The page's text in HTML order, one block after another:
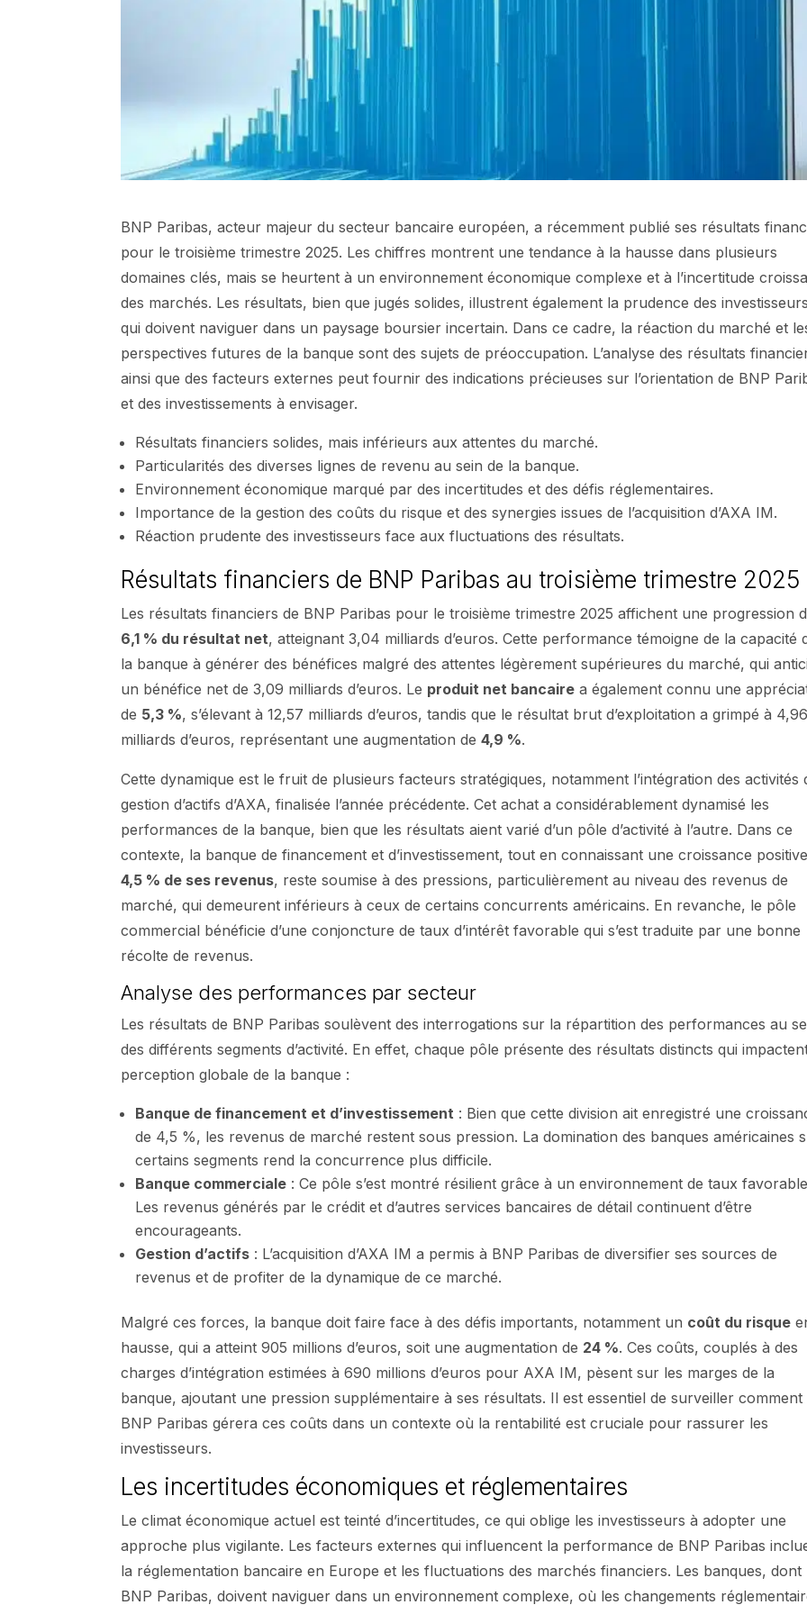
BNP Paribas, acteur majeur du secteur bancaire européen, a récemment publié ses résultats
pour le troisième trimestre 2025. Les chiffres montrent une tendance à la hausse dans plusieurs
domaines clés, mais se heurtent à un environnement économique complexe et à l’incertitude
des marchés. Les résultats, bien que jugés solides, illustrent également la prudence des
qui doivent naviguer dans un paysage boursier incertain. Dans ce cadre, la réaction du marché et
perspectives futures de la banque sont des sujets de préoccupation. L’analyse des résultats
ainsi que des facteurs externes peut fournir des indications précieuses sur l’orientation de BNP
et des investissements à envisager.
Résultats financiers solides, mais inférieurs aux attentes du marché.
Particularités des diverses lignes de revenu au sein de la banque.
Environnement économique marqué par des incertitudes et des défis réglementaires.
Importance de la gestion des coûts du risque et des synergies issues de l’acquisition d’AXA IM.
Réaction prudente des investisseurs face aux fluctuations des résultats.
Résultats financiers de BNP Paribas au troisième trimestre 2025
Les résultats financiers de BNP Paribas pour le troisième trimestre 2025 affichent une progression
6,1 % du résultat net, atteignant 3,04 milliards d’euros. Cette performance témoigne de la capacité
la banque à générer des bénéfices malgré des attentes légèrement supérieures du marché, qui
un bénéfice net de 3,09 milliards d’euros. Le produit net bancaire a également connu une
de 5,3 %, s’élevant à 12,57 milliards d’euros, tandis que le résultat brut d’exploitation a grimpé à
milliards d’euros, représentant une augmentation de4,9 %.
Cette dynamique est le fruit de plusieurs facteurs stratégiques, notamment l’intégration des activités
gestion d’actifs d’AXA, finalisée l’année précédente. Cet achat a considérablement dynamisé les
performances de la banque, bien que les résultats aient varié d’un pôle d’activité à l’autre. Dans ce
contexte, la banque de financement et d’investissement, tout en connaissant une croissance
4,5 % de ses revenus, reste soumise à des pressions, particulièrement au niveau des revenus de
marché, qui demeurent inférieurs à ceux de certains concurrents américains. En revanche, le pôle
commercial bénéficie d’une conjoncture de taux d’intérêt favorable qui s’est traduite par une bonne
récolte de revenus.
Analyse des performances par secteur
Les résultats de BNP Paribas soulèvent des interrogations sur la répartition des performances au
des différents segments d’activité. En effet, chaque pôle présente des résultats distincts qui
perception globale de la banque :
Banque de financement et d’investissement : Bien que cette division ait enregistré une
de 4,5 %, les revenus de marché restent sous pression. La domination des banques américaines
certains segments rend la concurrence plus difficile.
Banque commerciale : Ce pôle s’est montré résilient grâce à un environnement de taux
Les revenus générés par le crédit et d’autres services bancaires de détail continuent d’être
encourageants.
Gestion d’actifs : L’acquisition d’AXA IM a permis à BNP Paribas de diversifier ses sources de
revenus et de profiter de la dynamique de ce marché.
Malgré ces forces, la banque doit faire face à des défis importants, notamment un coût du risque
hausse, qui a atteint 905 millions d’euros, soit une augmentation de 24 %. Ces coûts, couplés à des
charges d’intégration estimées à 690 millions d’euros pour AXA IM, pèsent sur les marges de la
banque, ajoutant une pression supplémentaire à ses résultats. Il est essentiel de surveiller comment
BNP Paribas gérera ces coûts dans un contexte où la rentabilité est cruciale pour rassurer les
investisseurs.
Les incertitudes économiques et réglementaires
Le climat économique actuel est teinté d’incertitudes, ce qui oblige les investisseurs à adopter une
approche plus vigilante. Les facteurs externes qui influencent la performance de BNP Paribas
la réglementation bancaire en Europe et les fluctuations des marchés financiers. Les banques, dont
BNP Paribas, doivent naviguer dans un environnement complexe, où les changements